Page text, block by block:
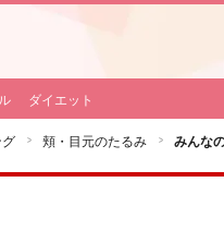
ダイエット
グ 頬・目元のたるみ みんな